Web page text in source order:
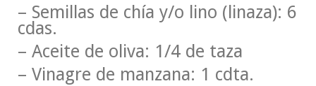
– Semillas de chía y/o lino (linaza): 6
cdas.
– Aceite de oliva: 1/4 de taza
– Vinagre de manzana: 1 cdta.